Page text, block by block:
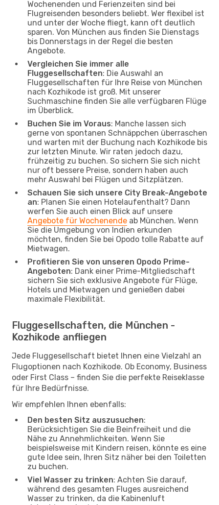
Wochenenden und Ferienzeiten sind bei
Flugreisenden besonders beliebt. Wer flexibel ist
und unter der Woche fliegt, kann oft deutlich
sparen. Von München aus finden Sie Dienstags
bis Donnerstags in der Regel die besten
Angebote.
Vergleichen Sie immer alle
Fluggesellschaften: Die Auswahl an
Fluggesellschaften für Ihre Reise von München
nach Kozhikode ist groß. Mit unserer
Suchmaschine finden Sie alle verfügbaren Flüge
im Überblick.
Buchen Sie im Voraus: Manche lassen sich
gerne von spontanen Schnäppchen überraschen
und warten mit der Buchung nach Kozhikode bis
zur letzten Minute. Wir raten jedoch dazu,
frühzeitig zu buchen. So sichern Sie sich nicht
nur oft bessere Preise, sondern haben auch
mehr Auswahl bei Flügen und Sitzplätzen.
Schauen Sie sich unsere City Break-Angebote
an: Planen Sie einen Hotelaufenthalt? Dann
werfen Sie auch einen Blick auf unsere
Angebote für Wochenende ab München. Wenn
Sie die Umgebung von Indien erkunden
möchten, finden Sie bei Opodo tolle Rabatte auf
Mietwagen.
Profitieren Sie von unseren Opodo Prime-
Angeboten: Dank einer Prime-Mitgliedschaft
sichern Sie sich exklusive Angebote für Flüge,
Hotels und Mietwagen und genießen dabei
maximale Flexibilität.
Fluggesellschaften, die München -
Kozhikode anfliegen
Jede Fluggesellschaft bietet Ihnen eine Vielzahl an
Flugoptionen nach Kozhikode. Ob Economy, Business
oder First Class – finden Sie die perfekte Reiseklasse
für Ihre Bedürfnisse.
Wir empfehlen Ihnen ebenfalls:
Den besten Sitz auszusuchen:
Berücksichtigen Sie die Beinfreiheit und die
Nähe zu Annehmlichkeiten. Wenn Sie
beispielsweise mit Kindern reisen, könnte es eine
gute Idee sein, Ihren Sitz näher bei den Toiletten
zu buchen.
Viel Wasser zu trinken: Achten Sie darauf,
während des gesamten Fluges ausreichend
Wasser zu trinken, da die Kabinenluft